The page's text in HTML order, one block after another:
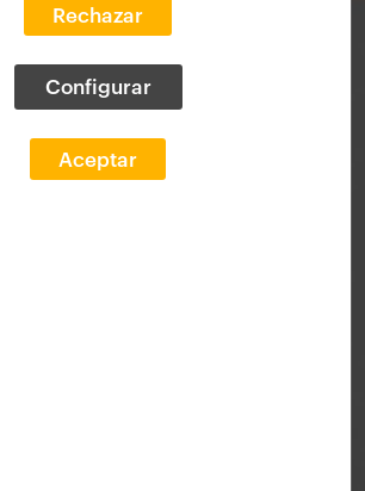
Rechazar
Configurar
Aceptar